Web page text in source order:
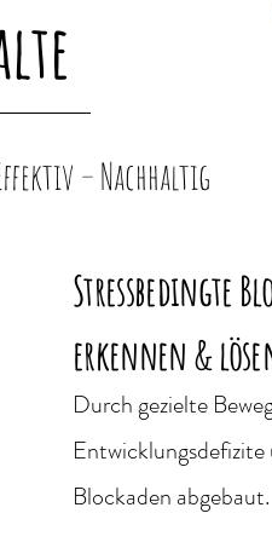
– Nachhaltig
Stressbedingte
erkennen &
Durch gezielte
Blockaden abgebaut.